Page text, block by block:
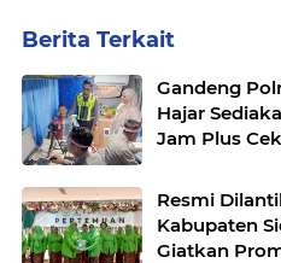
Berita Terkait
Gandeng
Hajar
Jam Plus
Resmi
Kabupaten
Giatkan